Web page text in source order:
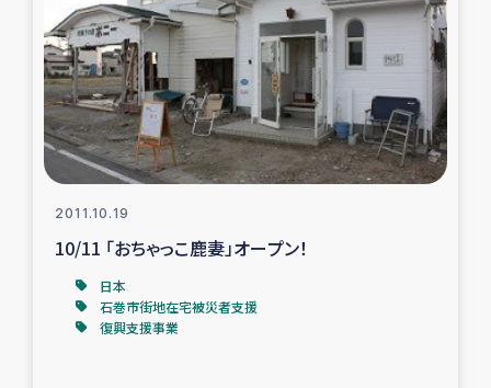
2011.10.19
10/11 「おちゃっこ鹿妻」オープン！
日本
石巻市街地在宅被災者支援
復興支援事業